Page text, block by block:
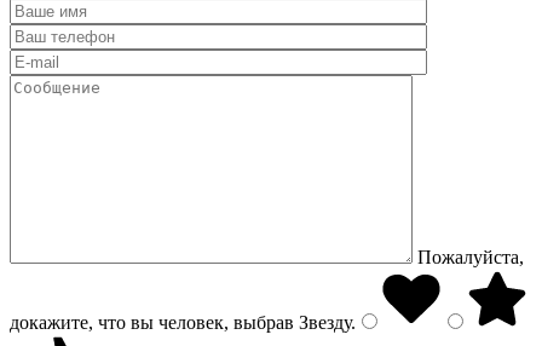
Пожалуйста,
докажите, что вы человек, выбрав Звезду.